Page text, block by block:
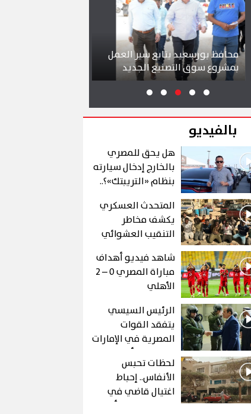
محافظ بورسعيد يتابع سير العمل
بمشروع سوق التصنيع الجديد
بالفيديو
هل يحق للمصري
بالخارج إدخال سيارته
بنظام «التريبتك»؟..
المتحدث العسكري
يكشف مخاطر
التنقيب العشوائي
عن الذهب في "درع
الجنوب"
شاهد فيديو أهداف
مباراة المصري 0 – 2
الأهلي
الرئيس السيسي
يتفقد القوات
المصرية في الإمارات
خلال زيارة أخوية
لحظات تحبس
الأنفاس.. إحباط
اغتيال قاضي في
الحلقة 10 من رأس